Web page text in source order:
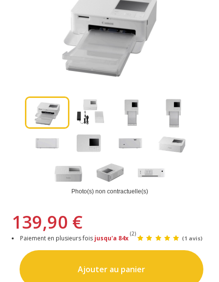
Photo(s) non contractuelle(s)
139,90 €
Paiement en plusieurs fois jusqu'a 84x
(2)
(1 avis)
Ajouter au panier